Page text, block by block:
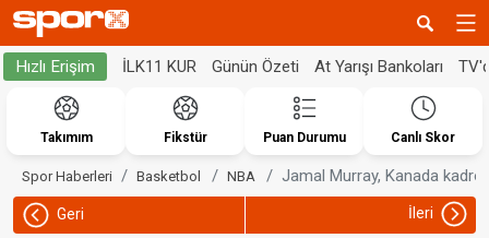
Hızlı Erişim İLK11 KUR Günün Özeti At Yarışı Bankoları
Takımım Fikstür Puan Durumu Canlı Skor
Spor Haberleri Basketbol NBA Jamal Murray, Kanada
Geri İleri